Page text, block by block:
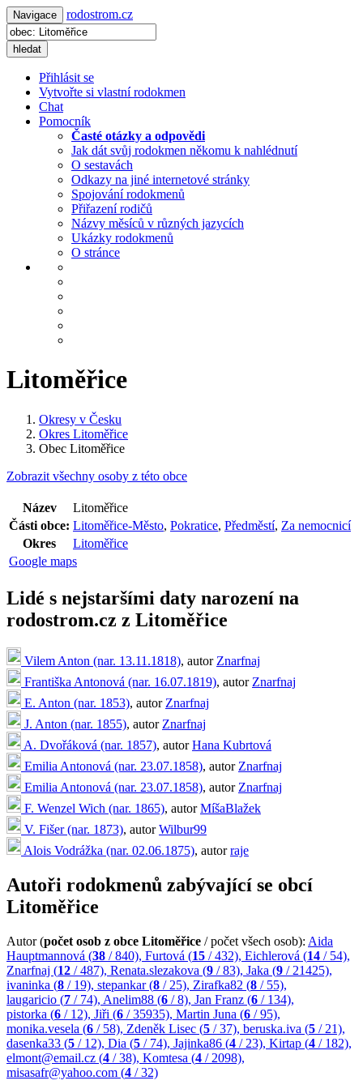
Navigace rodostrom.cz
hledat
Přihlásit se
Vytvořte si vlastní rodokmen
Chat
Pomocník
Časté otázky a odpovědi
Jak dát svůj rodokmen někomu k nahlédnutí
O sestavách
Odkazy na jiné internetové stránky
Spojování rodokmenů
Přiřazení rodičů
Názvy měsíců v různých jazycích
Ukázky rodokmenů
O stránce
Litoměřice
Okresy v Česku
Okres Litoměřice
Obec Litoměřice
Zobrazit všechny osoby z této obce
Název
Litoměřice
Části obce: Litoměřice-Město, Pokratice, Předměstí, Za nemocnicí
Okres
Litoměřice
Google maps
Lidé s nejstaršími daty narození na
rodostrom.cz z Litoměřice
Vilem Anton (nar. 13.11.1818), autor Znarfnaj
Františka Antonová (nar. 16.07.1819), autor Znarfnaj
E. Anton (nar. 1853), autor Znarfnaj
J. Anton (nar. 1855), autor Znarfnaj
A. Dvořáková (nar. 1857), autorHana Kubrtová
Emilia Antonová (nar. 23.07.1858), autor Znarfnaj
Emilia Antonová (nar. 23.07.1858), autor Znarfnaj
F. Wenzel Wich (nar. 1865), autorMíšaBlažek
V. Fišer (nar. 1873), autorWilbur99
Alois Vodrážka (nar. 02.06.1875), autorraje
Autoři rodokmenů zabývající se obcí
Litoměřice
Autor (počet osob z obce Litoměřice / počet všech osob): Aida
Hauptmannová (38 / 840), Furtová (15 / 432), Eichlerová (14 / 54),
Znarfnaj (12 / 487), Renata.slezakova (9 / 83), Jaka (9 / 21425),
ivaninka (8 / 19), stepankar (8 / 25), Zirafka82 (8 / 55),
laugaricio (7 / 74), Anelim88 (6 / 8), Jan Franz (6 / 134),
pistorka (6 / 12), Jiři (6 / 35935), Martin Juna (6 / 95),
monika.vesela (6 / 58), Zdeněk Lisec (5 / 37), beruska.iva (5 / 21),
dasenka33 (5 / 12), Dia (5 / 74), Jajinka86 (4 / 23), Kirtap (4 / 182),
elmont@email.cz (4 / 38), Komtesa (4 / 2098),
misasafr@yahoo.com (4 / 32)